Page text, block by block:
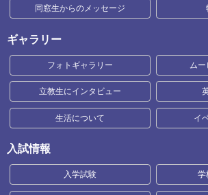
同窓生からのメッセージ
ギャラリー
フォトギャラリー ム
立教生にインタビュー
生活について イ
入試情報
入学試験 学